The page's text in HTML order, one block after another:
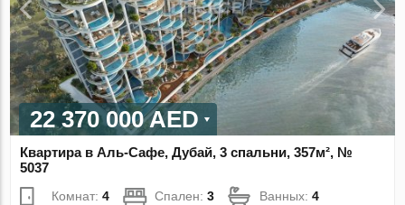
22 370 000 AED
Квартира в Аль-Сафе, Дубай, 3 спальни, 357м², №
5037
Комнат:4 Спален:3 Ванных:4